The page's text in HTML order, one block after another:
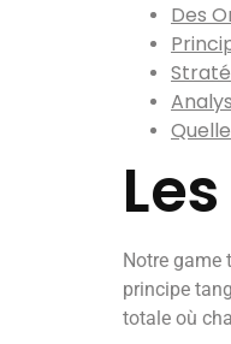
Des
Notre game
principe
totale où